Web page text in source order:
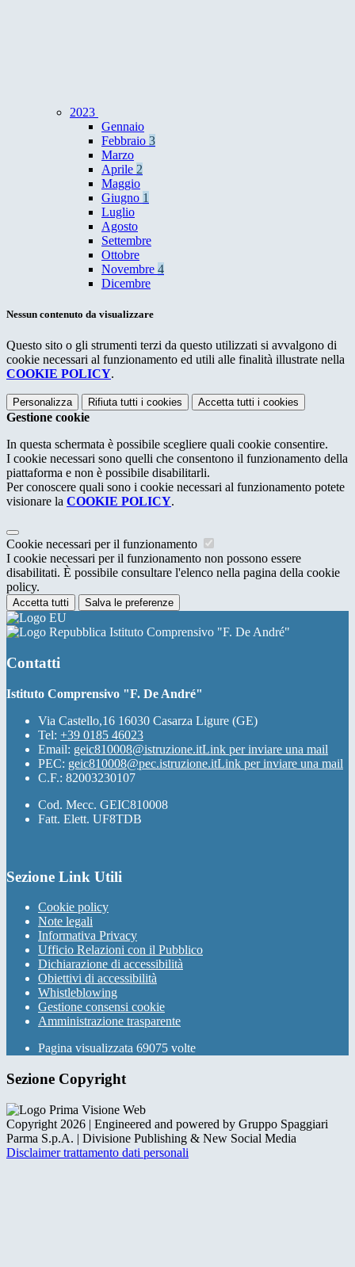
2023
Gennaio
Febbraio 3
Marzo
Aprile 2
Maggio
Giugno 1
Luglio
Agosto
Settembre
Ottobre
Novembre 4
Dicembre
Nessun contenuto da visualizzare
Questo sito o gli strumenti terzi da questo utilizzati si avvalgono di
cookie necessari al funzionamento ed utili alle finalità illustrate nella
COOKIE POLICY.
Personalizza Rifiuta tutti i cookies Accetta tutti i cookies
Gestione cookie
In questa schermata è possibile scegliere quali cookie consentire.
I cookie necessari sono quelli che consentono il funzionamento della
piattaforma e non è possibile disabilitarli.
Per conoscere quali sono i cookie necessari al funzionamento potete
visionare la COOKIE POLICY.
Cookie necessari per il funzionamento
I cookie necessari per il funzionamento non possono essere
disabilitati. È possibile consultare l'elenco nella pagina della cookie
policy.
Accetta tutti Salva le preferenze
Istituto Comprensivo "F. De André"
Contatti
Istituto Comprensivo "F. De André"
Via Castello,16 16030 Casarza Ligure (GE)
Tel: +39 0185 46023
Email: geic810008@istruzione.itLink per inviare una mail
PEC: geic810008@pec.istruzione.itLink per inviare una mail
C.F.: 82003230107
Cod. Mecc. GEIC810008
Fatt. Elett. UF8TDB
Sezione Link Utili
Cookie policy
Note legali
Informativa Privacy
Ufficio Relazioni con il Pubblico
Dichiarazione di accessibilità
Obiettivi di accessibilità
Whistleblowing
Gestione consensi cookie
Amministrazione trasparente
Pagina visualizzata 69075 volte
Sezione Copyright
Copyright 2026 | Engineered and powered by Gruppo Spaggiari
Parma S.p.A. | Divisione Publishing & New Social Media
Disclaimer trattamento dati personali